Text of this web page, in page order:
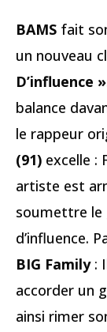
BAMS fait
un nouveau
D’influence »
balance
le rappeur
(91) excelle :
artiste est
soumettre le
d’influence.
BIG Family:
accorder un
ainsi rimer